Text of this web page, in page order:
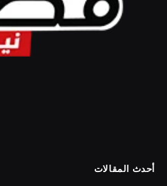
أحدث المقالات